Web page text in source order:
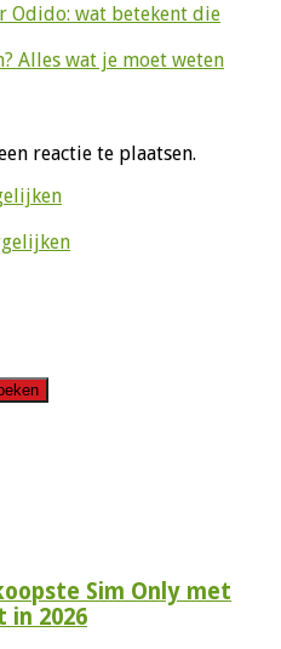
Odido: wat betekent die
Alles wat je moet weten
reactie te plaatsen.
Sim Only met
2026